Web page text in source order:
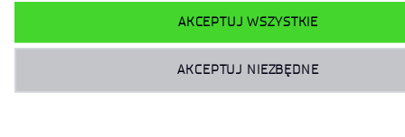
AKCEPTUJ WSZYSTKIE
AKCEPTUJ NIEZBĘDNE